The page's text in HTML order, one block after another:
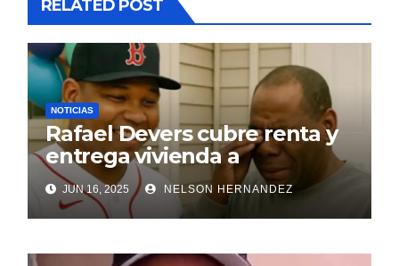
RELATED POST
NOTICIAS
Rafael Devers cubre renta y
entrega vivienda a
exentrenador en RD
JUN 16, 2025 NELSON HERNANDEZ